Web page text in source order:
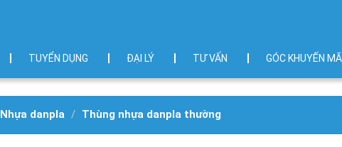
TUYỂN DỤNG ĐẠI LÝ TƯ VẤN GÓC KHUYẾN MÃI
Nhựa danpla Thùng nhựa danpla thường